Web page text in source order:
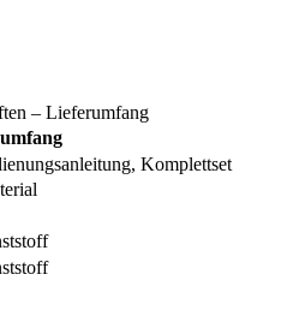
– Lieferumfang
Komplettset